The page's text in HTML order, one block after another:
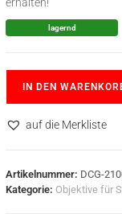
lagernd
IN DEN
auf die Merkliste
Artikelnummer: DCG-
Kategorie: Objektive für